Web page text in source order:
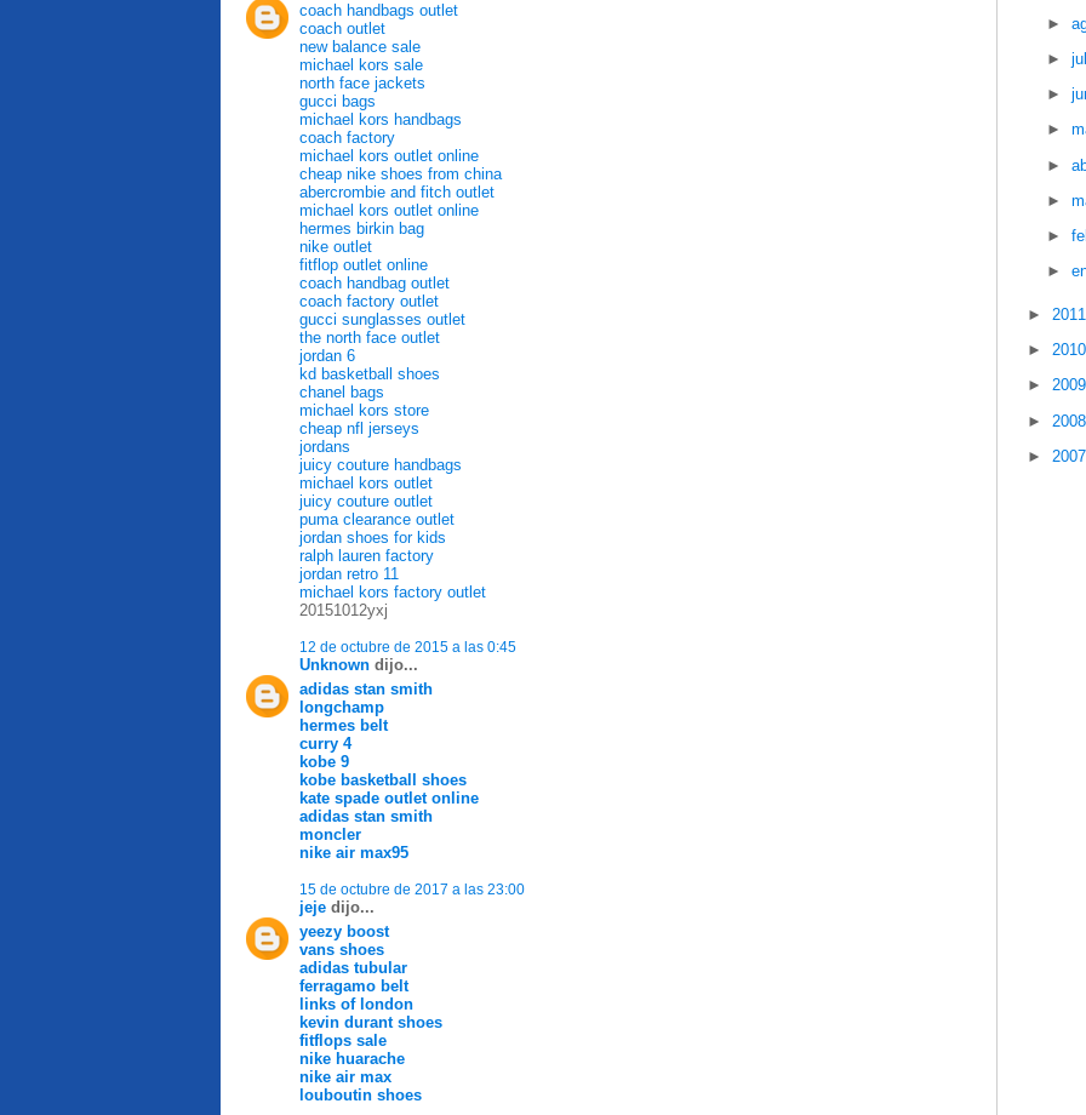
coach handbags outlet
coach outlet
new balance sale
michael kors sale
north face jackets
gucci bags
michael kors handbags
coach factory
michael kors outlet online
cheap nike shoes from china
abercrombie and fitch outlet
michael kors outlet online
hermes birkin bag
nike outlet
fitflop outlet online
coach handbag outlet
coach factory outlet
gucci sunglasses outlet
the north face outlet
jordan 6
kd basketball shoes
chanel bags
michael kors store
cheap nfl jerseys
jordans
juicy couture handbags
michael kors outlet
juicy couture outlet
puma clearance outlet
jordan shoes for kids
ralph lauren factory
jordan retro 11
michael kors factory outlet
20151012yxj
12 de octubre de 2015 a las 0:45
Unknown dijo...
adidas stan smith
longchamp
hermes belt
curry 4
kobe 9
kobe basketball shoes
kate spade outlet online
adidas stan smith
moncler
nike air max95
15 de octubre de 2017 a las 23:00
jeje dijo...
yeezy boost
vans shoes
adidas tubular
ferragamo belt
links of london
kevin durant shoes
fitflops sale
nike huarache
nike air max
louboutin shoes
►
►
►
►
►
►
►
►
►
►
►
►
►